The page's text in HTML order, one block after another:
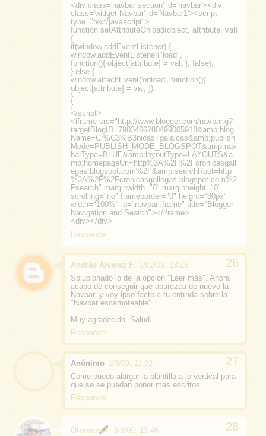
<div class='navbar section' id='navbar'><div
class='widget Navbar' id='Navbar1'><script
type="text/javascript">
function setAttributeOnload(object, attribute, val)
{
if(window.addEventListener) {
window.addEventListener("load",
function(){ object[attribute] = val; }, false);
} else {
window.attachEvent('onload', function(){
object[attribute] = val; });
}
}
</script>
<iframe src="http://www.blogger.com/navbar.g?
targetBlogID=7903466280499005918&amp;blog
Name=Cr%C3%B3nicas+galaicas&amp;publish
Mode=PUBLISH_MODE_BLOGSPOT&amp;nav
barType=BLUE&amp;layoutType=LAYOUTS&a
mp;homepageUrl=http%3A%2F%2Fcronicasgall
egas.blogspot.com%2F&amp;searchRoot=http
%3A%2F%2Fcronicasgallegas.blogspot.com%2
Fsearch" marginwidth="0" marginheight="0"
scrolling="no" frameborder="0" height="30px"
width="100%" id="navbar-iframe" title="Blogger
Navigation and Search"></iframe>
<div></div>
Responder
Andrés Álvarez F. 14/2/09, 13:26
Solucionado lo de la opción "Leer más". Ahora
acabo de conseguir que aparezca de nuevo la
Navbar, y voy ipso facto a tu entrada sobre la
"Navbar escamoteable".
Muy agradecido. Salud.
Responder
Anónimo 1/3/09, 11:02
Como puedo alargar la plantilla a lo vertical para
que se se puedan poner mas escritos
Responder
Oloman
3/3/09, 13:46